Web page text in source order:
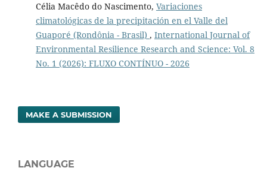
Célia Macêdo do Nascimento, Variaciones
climatológicas de la precipitación en el Valle del
Guaporé (Rondônia - Brasil) , International Journal of
Environmental Resilience Research and Science: Vol. 8
No. 1 (2026): FLUXO CONTÍNUO - 2026
MAKE A SUBMISSION
LANGUAGE